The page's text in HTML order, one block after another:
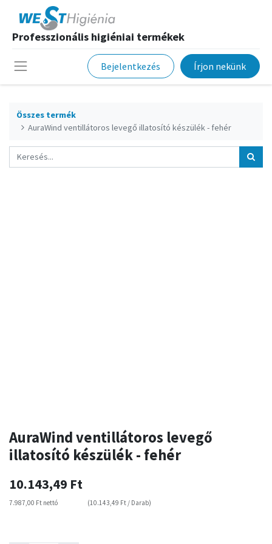
Professzionális higiéniai termékek
Bejelentkezés Írjon nekünk
Összes termék
AuraWind ventillátoros levegő illatosító készülék - fehér
AuraWind ventillátoros levegő
illatosító készülék - fehér
10.143,49 Ft
7.987,00 Ft nettó (10.143,49 Ft / Darab)